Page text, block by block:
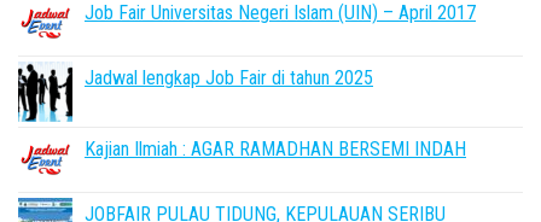
Job Fair Universitas Negeri Islam (UIN) – April 2017
Jadwal lengkap Job Fair di tahun 2025
Kajian Ilmiah : AGAR RAMADHAN BERSEMI INDAH
JOBFAIR PULAU TIDUNG, KEPULAUAN SERIBU